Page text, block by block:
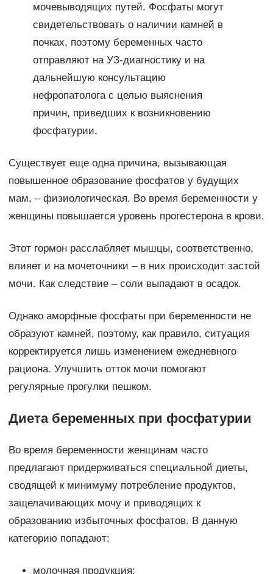
мочевыводящих путей. Фосфаты могут
свидетельствовать о наличии камней в
почках, поэтому беременных часто
отправляют на УЗ-диагностику и на
дальнейшую консультацию
нефропатолога с целью выяснения
причин, приведших к возникновению
фосфатурии.
Существует еще одна причина, вызывающая
повышенное образование фосфатов у будущих
мам, – физиологическая. Во время беременности у
женщины повышается уровень прогестерона в крови.
Этот гормон расслабляет мышцы, соответственно,
влияет и на мочеточники – в них происходит застой
мочи. Как следствие – соли выпадают в осадок.
Однако аморфные фосфаты при беременности не
образуют камней, поэтому, как правило, ситуация
корректируется лишь изменением ежедневного
рациона. Улучшить отток мочи помогают
регулярные прогулки пешком.
Диета беременных при фосфатурии
Во время беременности женщинам часто
предлагают придерживаться специальной диеты,
сводящей к минимуму потребление продуктов,
защелачивающих мочу и приводящих к
образованию избыточных фосфатов. В данную
категорию попадают:
молочная продукция;